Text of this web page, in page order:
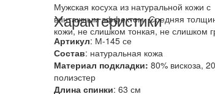
Мужская косуха из натуральной кожи с
винтажным эффектом. Средняя
кожи, не слишком тонкая, не слишком
Характеристики
Артикул: М-145 се
Состав: натуральная кожа
Материал подкладки: 80% вискоза,
полиэстер
Длина спинки: 63 см